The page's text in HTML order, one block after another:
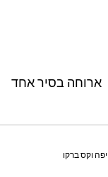
ארוחה בסיר אחד
יפה וקס ברקו